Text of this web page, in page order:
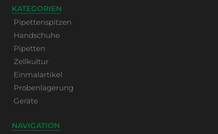
KATEGORIEN
Pipettenspitzen
Handschuhe
Pipetten
Zellkultur
Einmalartikel
Probenlagerung
Geräte
NAVIGATION